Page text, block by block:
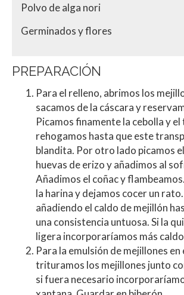
Polvo de alga nori
Germinados y flores
PREPARACIÓN
Para el relleno, abrimos los
sacamos de la cáscara y
Picamos finamente la cebolla y
rehogamos hasta que este
blandita. Por otro lado picamos
huevas de erizo y añadimos al
Añadimos el coñac y
la harina y dejamos cocer un
añadiendo el caldo de mejillón
una consistencia untuosa. Si la
ligera incorporaríamos más
Para la emulsión de mejillones en
trituramos los mejillones junto
si fuera necesario